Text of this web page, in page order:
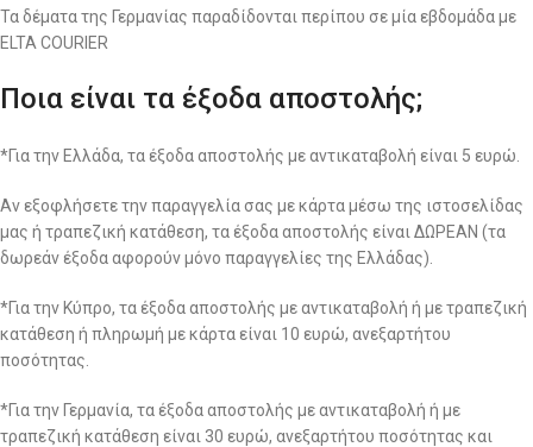
Τα δέματα της Γερμανίας παραδίδονται περίπου σε μία εβδομάδα με
ELTA COURIER
Ποια είναι τα έξοδα αποστολής;
*Για την Ελλάδα, τα έξοδα αποστολής με αντικαταβολή είναι 5 ευρώ.
Αν εξοφλήσετε την παραγγελία σας με κάρτα μέσω της ιστοσελίδας
μας ή τραπεζική κατάθεση, τα έξοδα αποστολής είναι ΔΩΡΕΑΝ (τα
δωρεάν έξοδα αφορούν μόνο παραγγελίες της Ελλάδας).
*Για την Κύπρο, τα έξοδα αποστολής με αντικαταβολή ή με τραπεζική
κατάθεση ή πληρωμή με κάρτα είναι 10 ευρώ, ανεξαρτήτου
ποσότητας.
*Για την Γερμανία, τα έξοδα αποστολής με αντικαταβολή ή με
τραπεζική κατάθεση είναι 30 ευρώ, ανεξαρτήτου ποσότητας και